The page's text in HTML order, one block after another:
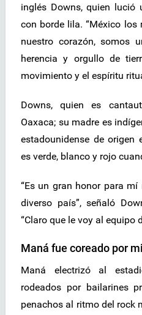
inglés Downs, quien
con borde lila. “México los
nuestro corazón, somos
herencia y orgullo de
movimiento y el espíritu
Downs, quien es
Oaxaca; su madre es
estadounidense de origen
es verde, blanco y rojo
“Es un gran honor para
diverso país”, señaló
“Claro que le voy al equipo
Maná fue coreado por
Maná electrizó al
rodeados por bailarines
penachos al ritmo del rock